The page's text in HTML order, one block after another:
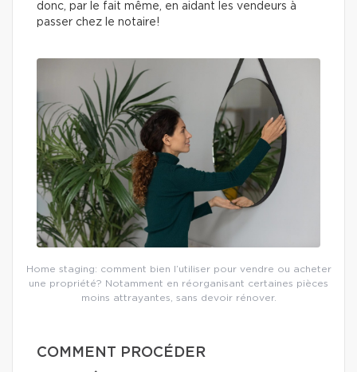
donc, par le fait même, en aidant les vendeurs à
passer chez le notaire!
Home staging: comment bien l’utiliser pour vendre ou acheter
une propriété? Notamment en réorganisant certaines pièces
moins attrayantes, sans devoir rénover.
COMMENT PROCÉDER